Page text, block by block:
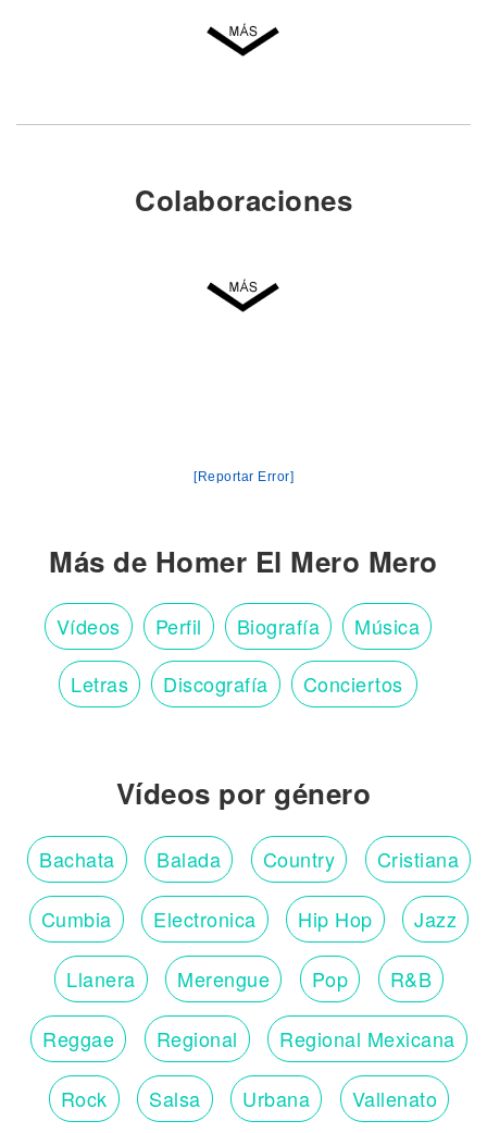
Colaboraciones
[Reportar Error]
Más de Homer El Mero Mero
Vídeos Perfil Biografía Música
Letras Discografía Conciertos
Vídeos por género
Bachata Balada Country Cristiana
Cumbia Electronica Hip Hop Jazz
Llanera Merengue Pop R&B
Reggae Regional Regional Mexicana
Rock Salsa Urbana Vallenato